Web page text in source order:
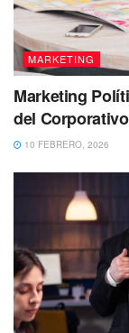
MARKETING
Marketing
del Corporativo
10 FEBRERO, 2026